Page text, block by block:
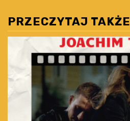
PRZECZYTAJ TAKŻE